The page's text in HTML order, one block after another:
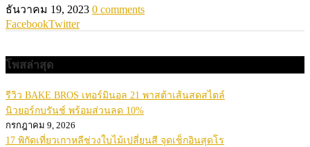
ธันวาคม 19, 2023 0 comments
FacebookTwitter
โพสล่าสุด
รีวิว BAKE BROS เทอร์มินอล 21 พาสต้าเส้นสดสไตล์
นิวยอร์กบรันช์ พร้อมส่วนลด 10%
กรกฎาคม 9, 2026
17 พิกัดเที่ยวเกาหลีช่วงใบไม้เปลี่ยนสี จุดเช็กอินสุดโร